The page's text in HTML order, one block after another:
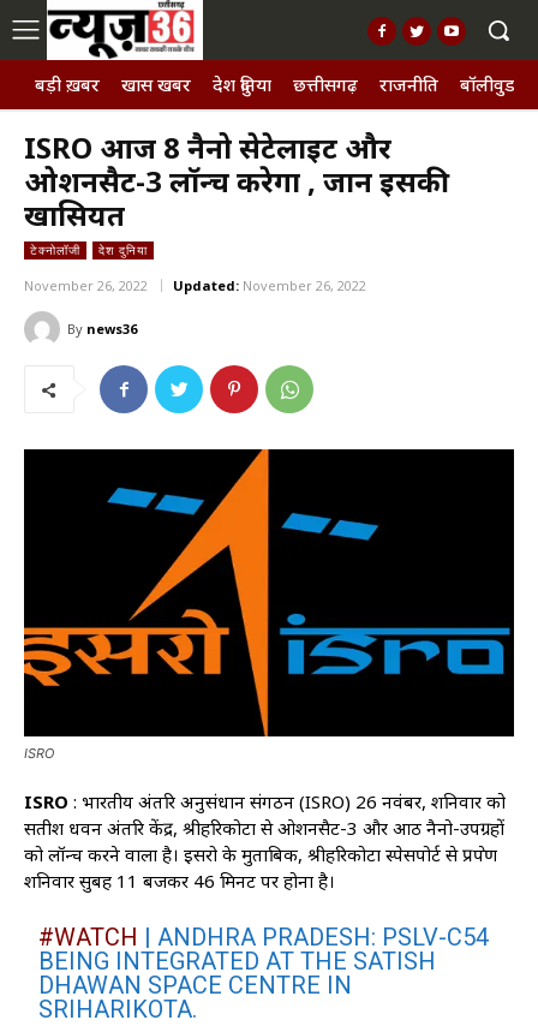
बड़ी ख़बर खास खबर देश दुनिया छत्तीसगढ़ राजनीति बॉलीवुड,
ISRO आज 8 नैनो सेटेलाइट और
ओशनसैट-3 लॉन्च करेगा , जानें इसकी
खासियत
टेक्नोलॉजी देश दुनिया
November 26, 2022 Updated: November 26, 2022
By news36
ISRO
ISRO : भारतीय अंतरिक्ष अनुसंधान संगठन (ISRO) 26 नवंबर, शनिवार को
सतीश धवन अंतरिक्ष केंद्र, श्रीहरिकोटा से ओशनसैट-3 और आठ नैनो-उपग्रहों
को लॉन्च करने वाला है। इसरो के मुताबिक, श्रीहरिकोटा स्पेसपोर्ट से प्रक्षेपण
शनिवार सुबह 11 बजकर 46 मिनट पर होना है।
#WATCH | ANDHRA PRADESH: PSLV-C54
BEING INTEGRATED AT THE SATISH
DHAWAN SPACE CENTRE IN
SRIHARIKOTA.